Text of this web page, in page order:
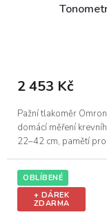
2 453 Kč
Pažní tlakoměr
domácí měření
22–42 cm, pamětí pro
OBLÍBENÉ
+ DÁREK
ZDARMA